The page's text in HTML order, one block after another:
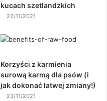
kucach szetlandzkich
22/11/2021
Korzyści z karmienia
surową karmą dla psów (i
jak dokonać łatwej zmiany!)
23/11/2021